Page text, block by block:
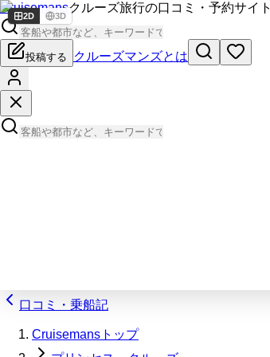
Cruisemansクルーズ旅行の口コミ・予約サイト
投稿する クルーズマンズとは
口コミ・乗船記
Cruisemansトップ
2D 3D